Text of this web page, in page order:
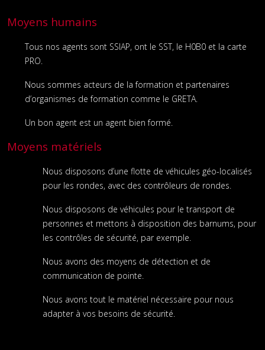
Moyens humains
Tous nos agents sont SSIAP, ont le SST, le H0B0 et la carte
PRO.
Nous sommes acteurs de la formation et partenaires
d’organismes de formation comme le GRETA.
Un bon agent est un agent bien formé.
Moyens matériels
Nous disposons d’une flotte de véhicules géo-localisés
pour les rondes, avec des contrôleurs de rondes.
Nous disposons de véhicules pour le transport de
personnes et mettons à disposition des barnums, pour
les contrôles de sécurité, par exemple.
Nous avons des moyens de détection et de
communication de pointe.
Nous avons tout le matériel nécessaire pour nous
adapter à vos besoins de sécurité.